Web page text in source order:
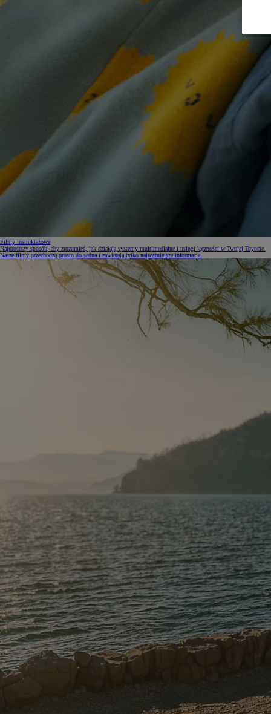
Filmy instruktażowe
Najprostszy sposób, aby zrozumieć, jak działają systemy multimedialne i usługi łączności w Twojej Toyocie.
Nasze filmy przechodzą prosto do sedna i zawierają tylko najważniejsze informacje.